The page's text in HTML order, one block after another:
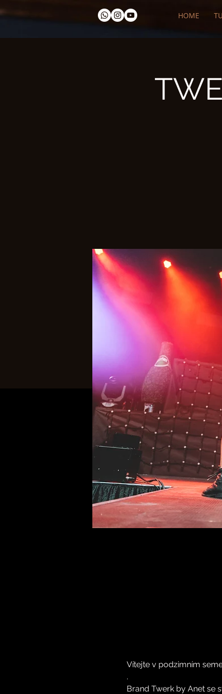
HOME
Vítejte v podzimním
.
Brand Twerk by Anet se